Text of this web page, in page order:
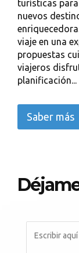
turísticas
nuevos
viaje en una
propuestas
viajeros
planificación...
Saber más